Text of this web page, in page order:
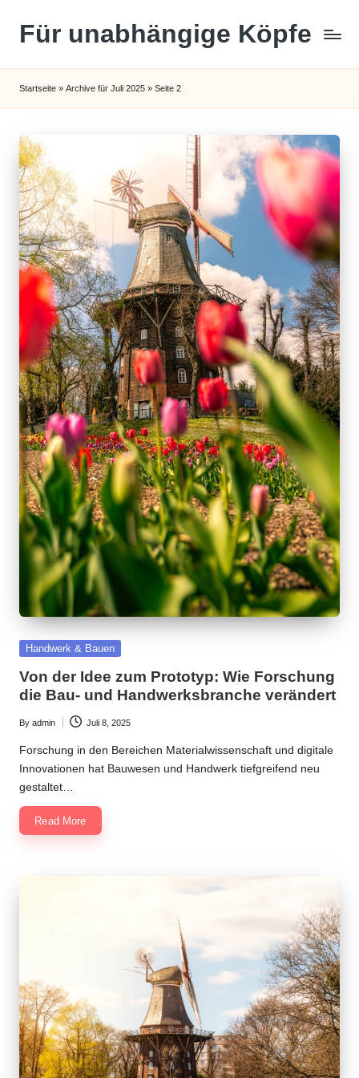
content
Für unabhängige Köpfe
Startseite » Archive für Juli 2025 » Seite 2
Posted
Handwerk & Bauen
Von der Idee zum Prototyp: Wie Forschung
die Bau- und Handwerksbranche verändert
Posted
by
By admin Juli 8, 2025
Forschung in den Bereichen Materialwissenschaft und digitale
Innovationen hat Bauwesen und Handwerk tiefgreifend neu
gestaltet…
Read More